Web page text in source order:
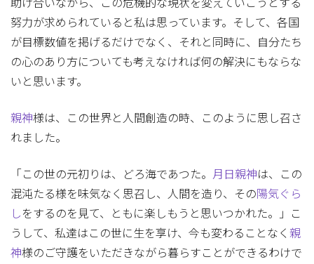
助け合いながら、この危機的な現状を変えていこうとする
努力が求められていると私は思っています。そして、各国
が目標数値を掲げるだけでなく、それと同時に、自分たち
の心のあり方についても考えなければ何の解決にもならな
いと思います。
親神様は、この世界と人間創造の時、このように思し召さ
れました。
「この世の元初りは、どろ海であつた。 月日親神は、この
混沌たる様を味気なく思召し、人間を造り、その陽気ぐら
し をするのを見て、ともに楽しもうと思いつかれた。」こ
うして、私達はこの世に生を享け、今も変わることなく 親
神様のご守護をいただきながら暮らすことができるわけで